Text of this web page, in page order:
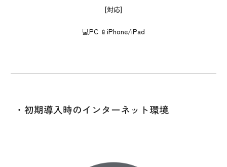
[対応]
💻️PC 📱iPhone/iPad
・初期導入時のインターネット環境